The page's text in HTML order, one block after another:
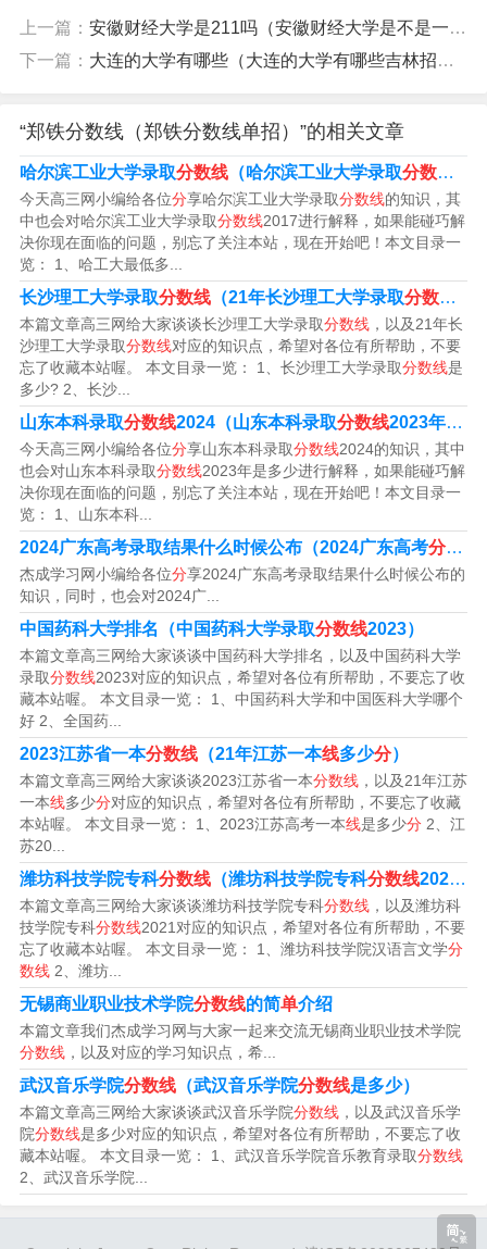
郑州铁路职业技术学院2023录取线是多少
下：郑州铁路职业技术学院是一所综合性职业技术学院，
学校在教学、科研和社会服务方面都取得了显著的成绩。
2、郑铁分数线2023：文科413分，理科390分。郑铁概
况：郑州铁路职业技术学院，是经教育部批准的全日制普
通高等学校，由河南省教育厅与郑州铁路局共建。
3、郑州铁路职业技术学院2023录取线：是680-580分。
4、郑州铁路职业技术学院（专科）2023年录取分数线为5
50分-580分。机械设计制造及其自动化专业：该专业录取
分数线为550分，报考者需要有一定的物理和数学基础，具
备良好的逻辑思维和创新能力。
郑州铁路技校录取分是多少
1、郑州铁路职业技术学院2023录取线：是680-580分。
2、郑州铁路职业技术学院（专科）2023年录取分数线为5
50分-580分。机械设计制造及其自动化专业：该专业录取
分数线为550分，报考者需要有一定的物理和数学基础，具
备良好的逻辑思维和创新能力。
3、普通类391分，软件类362分，中外合作办学344分。根
据查询郑州铁路职业技术学院官网信息显示，该校别称，
郑州铁道技术学院，2022年普通类录取分数线为391分，
软件类录取分数线为362分，中外合作办学录取分数线为3
44分。
郑州铁路职业技术学院专业分数线
郑州铁路职业技术学院2023录取线：是680-580分。
郑州铁路职业技术学院（专科）2023年录取分数线为550
分-580分。机械设计制造及其自动化专业：该专业录取分
数线为550分，报考者需要有一定的物理和数学基础，具备
良好的逻辑思维和创新能力。
上一篇： 安徽财经大学是211吗（安徽财经大学是不是一本学校）
下一篇： 大连的大学有哪些（大连的大学有哪些吉林招生专业）
“郑铁分数线（郑铁分数线单招）”的相关文章
哈尔滨工业大学录取分数线 （哈尔滨工业大学录取分数线
今天高三网小编给各位分享哈尔滨工业大学录取分数线的知识，其
中也会对哈尔滨工业大学录取分数线2017进行解释，如果能碰巧解
决你现在面临的问题，别忘了关注本站，现在开始吧！本文目录一
览： 1、哈工大最低多...
长沙理工大学录取分数线 （21年长沙理工大学录取分数线
本篇文章高三网给大家谈谈长沙理工大学录取分数线 ，以及21年长
沙理工大学录取分数线对应的知识点，希望对各位有所帮助，不要
忘了收藏本站喔。 本文目录一览： 1、长沙理工大学录取分数线是
多少? 2、长沙...
山东本科录取分数线2024（山东本科录取分数线2023年是多少）
今天高三网小编给各位分享山东本科录取分数线2024的知识，其中
也会对山东本科录取分数线2023年是多少进行解释，如果能碰巧解
决你现在面临的问题，别忘了关注本站，现在开始吧！本文目录一
览： 1、山东本科...
2024广东高考录取结果什么时候公布（2024广东高考分数线
杰成学习网小编给各位分享2024广东高考录取结果什么时候公布的
知识，同时，也会对2024广...
中国药科大学排名（中国药科大学录取分数线2023）
本篇文章高三网给大家谈谈中国药科大学排名，以及中国药科大学
录取分数线2023对应的知识点，希望对各位有所帮助，不要忘了收
藏本站喔。 本文目录一览： 1、中国药科大学和中国医科大学哪个
好 2、全国药...
2023江苏省一本分数线 （21年江苏一本线多少分）
本篇文章高三网给大家谈谈2023江苏省一本分数线 ，以及21年江苏
一本线多少分对应的知识点，希望对各位有所帮助，不要忘了收藏
本站喔。 本文目录一览： 1、2023江苏高考一本线是多少分 2、江
苏20...
潍坊科技学院专科分数线 （潍坊科技学院专科分数线2021）
本篇文章高三网给大家谈谈潍坊科技学院专科分数线 ，以及潍坊科
技学院专科分数线2021对应的知识点，希望对各位有所帮助，不要
忘了收藏本站喔。 本文目录一览： 1、潍坊科技学院汉语言文学分
数线 2、潍坊...
无锡商业职业技术学院分数线的简单介绍
本篇文章我们杰成学习网与大家一起来交流无锡商业职业技术学院
分数线 ，以及对应的学习知识点，希...
武汉音乐学院分数线 （武汉音乐学院分数线是多少）
本篇文章高三网给大家谈谈武汉音乐学院分数线 ，以及武汉音乐学
院分数线是多少对应的知识点，希望对各位有所帮助，不要忘了收
藏本站喔。 本文目录一览： 1、武汉音乐学院音乐教育录取分数线
2、武汉音乐学院...